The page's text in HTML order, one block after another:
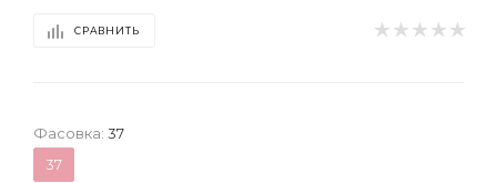
СРАВНИТЬ
Фасовка: 37
37